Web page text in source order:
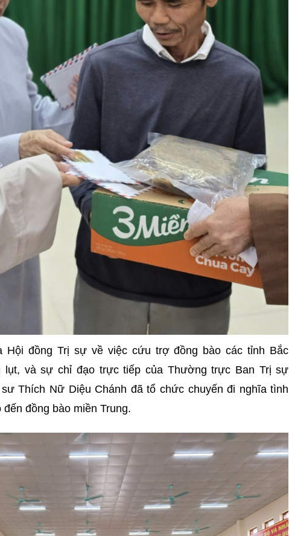
Hội đồng Trị sự về việc cứu trợ đồng bào các tỉnh Bắc
lụt, và sự chỉ đạo trực tiếp của Thường trực Ban Trị sự
Thích Nữ Diệu Chánh đã tổ chức chuyến đi nghĩa tình
đồng bào miền Trung.